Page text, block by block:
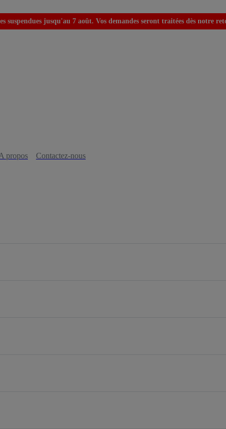
suspendues jusqu'au 7 août. Vos demandes seront traitées dès notre
propos Contactez-nous